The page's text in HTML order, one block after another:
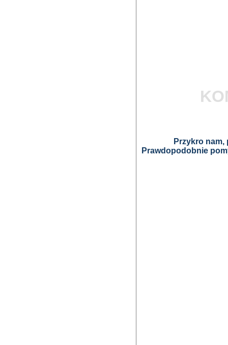
Przykro
Prawdopodobnie